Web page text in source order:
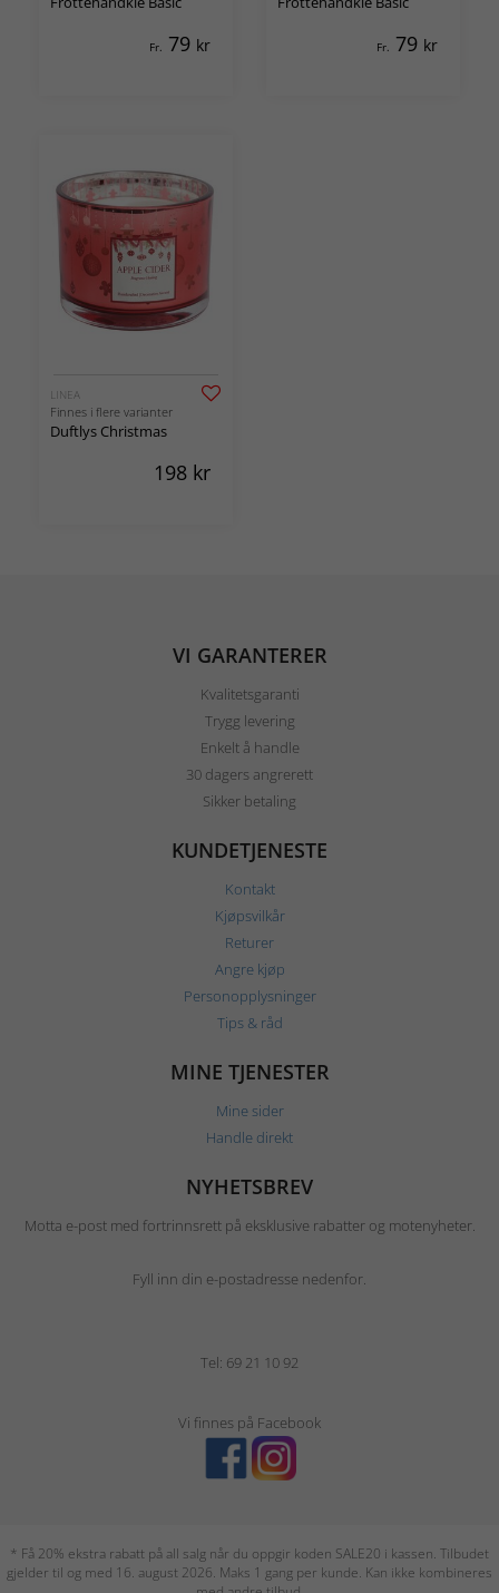
Fr. 79 kr Fr. 79 kr
LINEA
Finnes i flere varianter
Duftlys Christmas
198 kr
VI GARANTERER
Kvalitetsgaranti
Trygg levering
Enkelt å handle
30 dagers angrerett
Sikker betaling
KUNDETJENESTE
Kontakt
Kjøpsvilkår
Returer
Angre kjøp
Personopplysninger
Tips & råd
MINE TJENESTER
Mine sider
Handle direkt
NYHETSBREV
Motta e-post med fortrinnsrett på eksklusive rabatter og motenyheter.
Fyll inn din e-postadresse nedenfor.
Tel: 69 21 10 92
Vi finnes på Facebook
* Få 20% ekstra rabatt på all salg når du oppgir koden SALE20 i kassen. Tilbudet
gjelder til og med 16. august 2026. Maks 1 gang per kunde. Kan ikke kombineres